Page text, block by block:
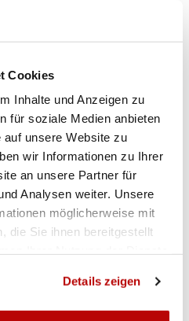
Cookies
Inhalte und Anzeigen zu
für soziale Medien anbieten
unsere Website zu
wir Informationen zu Ihrer
an unsere Partner für
Analysen weiter. Unsere
möglicherweise mit
die Sie ihnen bereitgestellt
Details zeigen
Feldschiessens
300m, liegend frei
94 Pt. 5 Mouchen, 2.
(93,3); 3. Adrian
Eichelberger, Madiswil